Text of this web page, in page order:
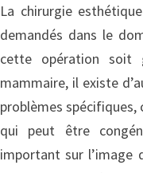
La chirurgie
demandés dans le
cette opération soit
mammaire, il existe
problèmes
qui peut être
important sur l’image